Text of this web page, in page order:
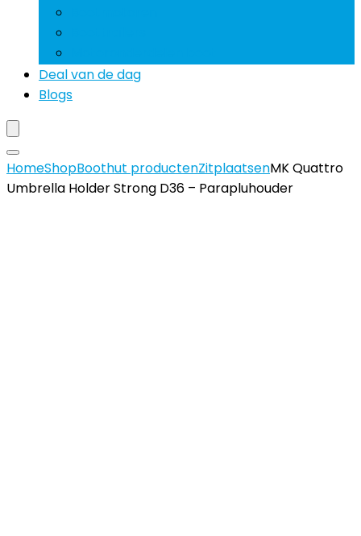
Deal van de dag
Blogs
HomeShopBoothut productenZitplaatsenMK Quattro
Umbrella Holder Strong D36 – Parapluhouder